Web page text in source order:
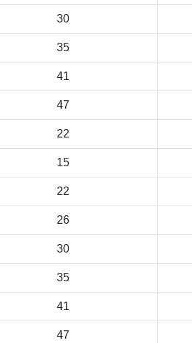
30
35
41
47
22
15
22
26
30
35
41
47